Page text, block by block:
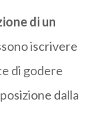
di un
iscrivere
di godere
dalla